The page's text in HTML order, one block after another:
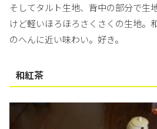
そしてタルト生地、背中の部分で生
けど軽いほろほろさくさくの生地。
のへんに近い味わい。好き。
和紅茶